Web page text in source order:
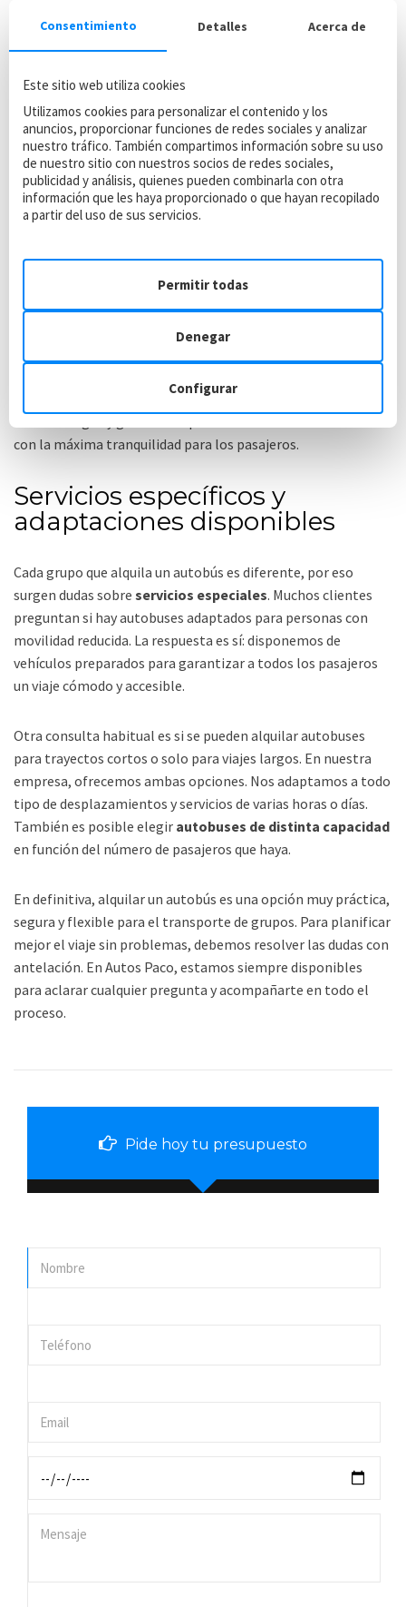
Además, nuestros vehículos están equipados con todos los
sistemas de seguridad actualesque mejoran la estabilidad
Todo el mantenimiento se realiza de forma preventiva para
con la máxima tranquilidad para los pasajeros.
Servicios específicos y
adaptaciones disponibles
Cada grupo que alquila un autobús es diferente, por eso
surgen dudas sobre servicios especiales. Muchos clientes
preguntan si hay autobuses adaptados para personas con
movilidad reducida. La respuesta es sí: disponemos de
vehículos preparados para garantizar a todos los pasajeros
un viaje cómodo y accesible.
Otra consulta habitual es si se pueden alquilar autobuses
para trayectos cortos o solo para viajes largos. En nuestra
empresa, ofrecemos ambas opciones. Nos adaptamos a todo
tipo de desplazamientos y servicios de varias horas o días.
También es posible elegir autobuses de distinta capacidad
en función del número de pasajeros que haya.
En definitiva, alquilar un autobús es una opción muy práctica,
segura y flexible para el transporte de grupos. Para planificar
mejor el viaje sin problemas, debemos resolver las dudas con
antelación. En Autos Paco, estamos siempre disponibles
para aclarar cualquier pregunta y acompañarte en todo el
proceso.
Pide hoy tu presupuesto
Consentimiento Detalles Acerca de
Este sitio web utiliza cookies
Utilizamos cookies para personalizar el contenido y los
anuncios, proporcionar funciones de redes sociales y analizar
nuestro tráfico. También compartimos información sobre su uso
de nuestro sitio con nuestros socios de redes sociales,
publicidad y análisis, quienes pueden combinarla con otra
información que les haya proporcionado o que hayan recopilado
a partir del uso de sus servicios.
Configurar
Denegar
Permitir todas